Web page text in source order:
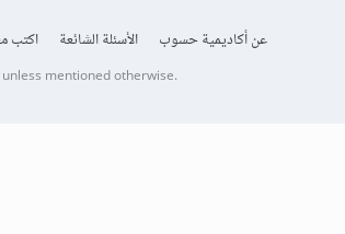
عن أكاديمية حسوب الأسئلة الشائعة اكتب
mentioned otherwise.